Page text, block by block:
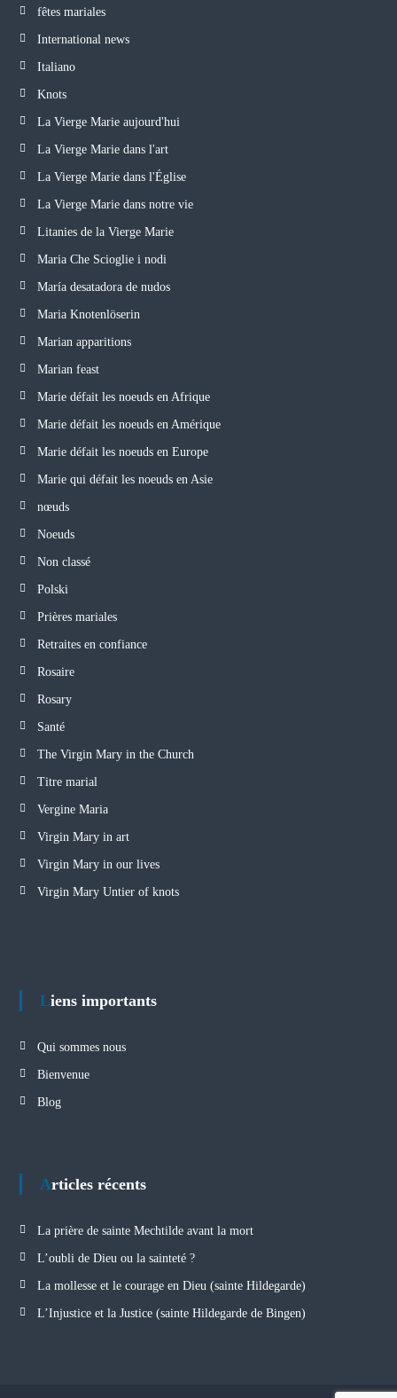
fêtes mariales
International news
Italiano
Knots
La Vierge Marie aujourd'hui
La Vierge Marie dans l'art
La Vierge Marie dans l'Église
La Vierge Marie dans notre vie
Litanies de la Vierge Marie
Maria Che Scioglie i nodi
María desatadora de nudos
Maria Knotenlöserin
Marian apparitions
Marian feast
Marie défait les noeuds en Afrique
Marie défait les noeuds en Amérique
Marie défait les noeuds en Europe
Marie qui défait les noeuds en Asie
nœuds
Noeuds
Non classé
Polski
Prières mariales
Retraites en confiance
Rosaire
Rosary
Santé
The Virgin Mary in the Church
Titre marial
Vergine Maria
Virgin Mary in art
Virgin Mary in our lives
Virgin Mary Untier of knots
Liens importants
Qui sommes nous
Bienvenue
Blog
Articles récents
La prière de sainte Mechtilde avant la mort
L’oubli de Dieu ou la sainteté ?
La mollesse et le courage en Dieu (sainte Hildegarde)
L’Injustice et la Justice (sainte Hildegarde de Bingen)